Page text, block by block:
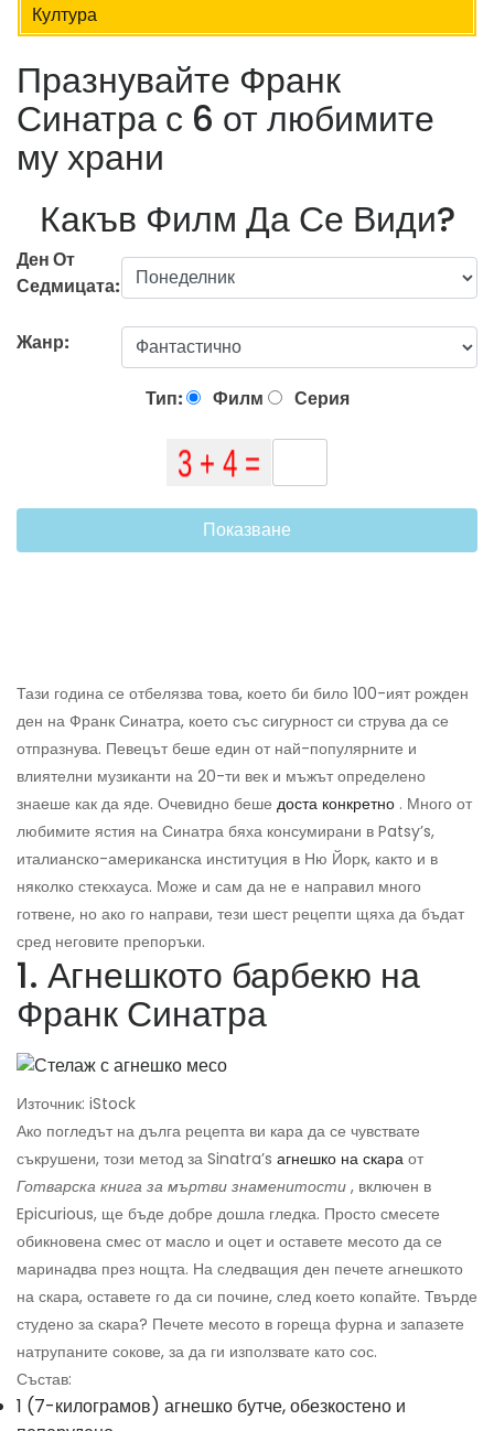
Култура
Празнувайте Франк
Синатра с 6 от любимите
му храни
Какъв Филм Да Се Види?
Ден От
Седмицата:
Жанр:
Тип: Филм Серия
Показване
Тази година се отбелязва това, което би било 100-ият рожден
ден на Франк Синатра, което със сигурност си струва да се
отпразнува. Певецът беше един от най-популярните и
влиятелни музиканти на 20-ти век и мъжът определено
знаеше как да яде. Очевидно беше доста конкретно . Много от
любимите ястия на Синатра бяха консумирани в Patsy’s,
италианско-американска институция в Ню Йорк, както и в
няколко стекхауса. Може и сам да не е направил много
готвене, но ако го направи, тези шест рецепти щяха да бъдат
сред неговите препоръки.
1. Агнешкото барбекю на
Франк Синатра
Източник: iStock
Ако погледът на дълга рецепта ви кара да се чувствате
съкрушени, този метод за Sinatra’s агнешко на скара от
Готварска книга за мъртви знаменитости , включен в
Epicurious, ще бъде добре дошла гледка. Просто смесете
обикновена смес от масло и оцет и оставете месото да се
маринадва през нощта. На следващия ден печете агнешкото
на скара, оставете го да си почине, след което копайте. Твърде
студено за скара? Печете месото в гореща фурна и запазете
натрупаните сокове, за да ги използвате като сос.
Състав:
1 (7-килограмов) агнешко бутче, обезкостено и